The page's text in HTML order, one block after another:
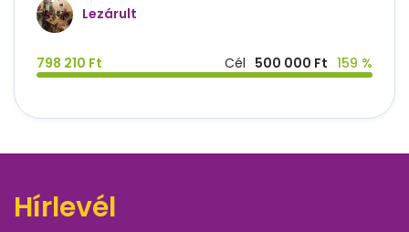
Lezárult
798 210 Ft Cél 500 000 Ft 159 %
Hírlevél